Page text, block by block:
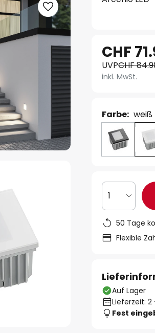
CHF
UVPCHF
inkl. MwSt.
Farbe: weiß
1
50 Tage
Flexible
Auf Lager
Lieferzeit:
Fest